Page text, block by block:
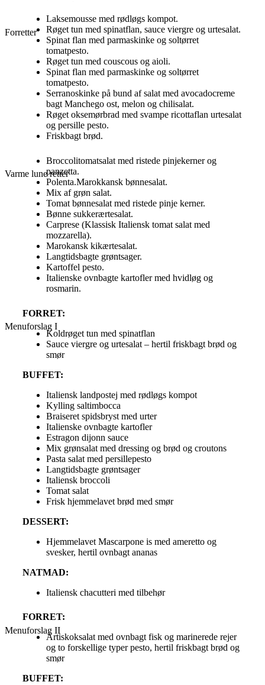
Forretter
Laksemousse med rødløgs kompot.
Røget tun med spinatflan, sauce viergre og urtesalat.
Spinat flan med parmaskinke og soltørret
tomatpesto.
Røget tun med couscous og aioli.
Spinat flan med parmaskinke og soltørret
tomatpesto.
Serranoskinke på bund af salat med avocadocreme
bagt Manchego ost, melon og chilisalat.
Røget oksemørbrad med svampe ricottaflan urtesalat
og persille pesto.
Friskbagt brød.
Varme lune retter
Broccolitomatsalat med ristede pinjekerner og
panzetta.
Polenta.Marokkansk bønnesalat.
Mix af grøn salat.
Tomat bønnesalat med ristede pinje kerner.
Bønne sukkerærtesalat.
Carprese (Klassisk Italiensk tomat salat med
mozzarella).
Marokansk kikærtesalat.
Langtidsbagte grøntsager.
Kartoffel pesto.
Italienske ovnbagte kartofler med hvidløg og
rosmarin.
Menuforslag I
FORRET:
Koldrøget tun med spinatflan
Sauce viergre og urtesalat – hertil friskbagt brød og
smør
BUFFET:
Italiensk landpostej med rødløgs kompot
Kylling saltimbocca
Braiseret spidsbryst med urter
Italienske ovnbagte kartofler
Estragon dijonn sauce
Mix grønsalat med dressing og brød og croutons
Pasta salat med persillepesto
Langtidsbagte grøntsager
Italiensk broccoli
Tomat salat
Frisk hjemmelavet brød med smør
DESSERT:
Hjemmelavet Mascarpone is med ameretto og
svesker, hertil ovnbagt ananas
NATMAD:
Italiensk chacutteri med tilbehør
Menuforslag II
FORRET:
Artiskoksalat med ovnbagt fisk og marinerede rejer
og to forskellige typer pesto, hertil friskbagt brød og
smør
BUFFET: